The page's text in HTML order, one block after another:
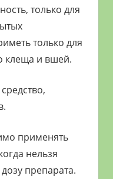
только для
только для
клеща и вшей.
применять
нельзя
препарата.